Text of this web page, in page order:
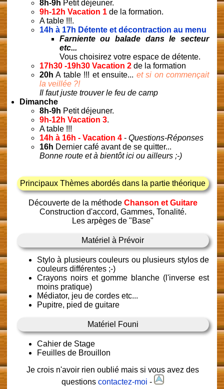
8h-9h Petit déjeuner.
9h-12h Vacation 1de la formation.
A table !!!.
14h à 17h Détente et décontraction au menu
Farniente ou balade dans le secteur
etc...
Vous choisirez votre espace de détente.
17h30 -19h30 Vacation 2de la formation
20h A table !!! et ensuite... et si on commençait
la veillée ?!
Il faut juste trouver le feu de camp
Dimanche
8h-9h Petit déjeuner.
9h-12h Vacation 3.
A table !!!
14h à 16h - Vacation 4- Questions-Réponses
16h Dernier café avant de se quitter...
Bonne route et à bientôt ici ou ailleurs ;-)
Principaux Thèmes abordés dans la partie théorique
Découverte de la méthode Chanson et Guitare
Construction d'accord, Gammes, Tonalité.
Les arpèges de "Base"
Matériel à Prévoir
Stylo à plusieurs couleurs ou plusieurs stylos de
couleurs différentes ;-)
Crayons noirs et gomme blanche (l'inverse est
moins pratique)
Médiator, jeu de cordes etc...
Pupitre, pied de guitare
Matériel Founi
Cahier de Stage
Feuilles de Brouillon
Je crois n'avoir rien oublié mais si vous avez des
questionscontactez-moi -